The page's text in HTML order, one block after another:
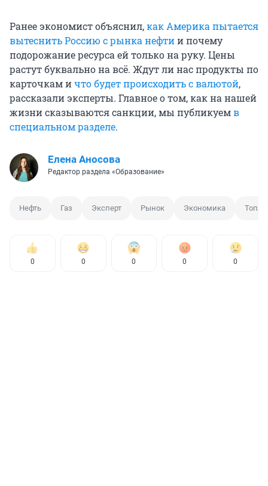
Ранее экономист объяснил,как Америка пытается
вытеснить Россию с рынка нефтии почему
подорожание ресурса ей только на руку. Цены
растут буквально на всё. Ждут ли нас продукты по
карточкам ичто будет происходить с валютой,
рассказали эксперты. Главное о том, как на нашей
жизни сказываются санкции, мы публикуемв
специальном разделе.
Елена Аносова
Редактор раздела «Образование»
Нефть Газ Эксперт Рынок Экономика
0 0 0 0 0